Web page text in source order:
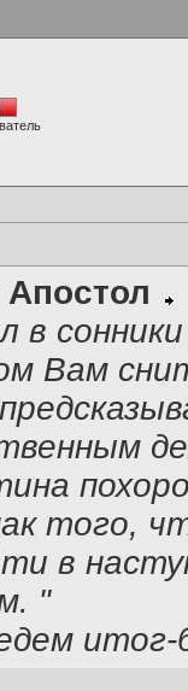
Апостол
в
Вам
того,
в
"